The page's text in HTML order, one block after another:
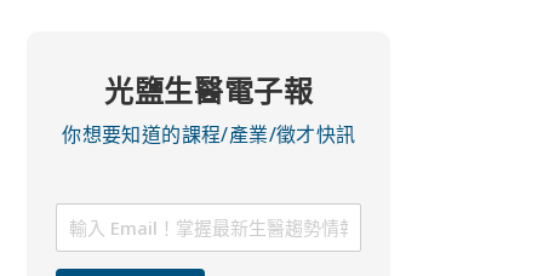
光鹽生醫電子報
你想要知道的課程/產業/徵才快訊